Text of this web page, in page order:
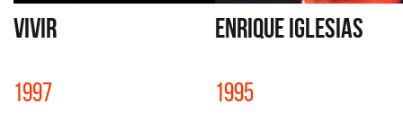
VIVIR
1997
ENRIQUE IGLESIAS
1995